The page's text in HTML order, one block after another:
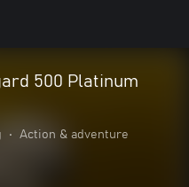
500 Platinum
• Action & adventure